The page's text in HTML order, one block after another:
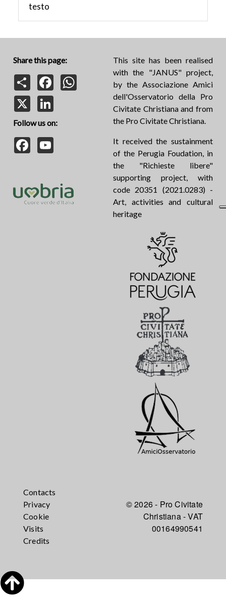
testo
Share this page:
Share
Facebook
Follow us on:
Facebook
This site has been realised
with the "JANUS" project,
by the Associazione Amici
dell'Osservatorio della Pro
Civitate Christiana and from
the Pro Civitate Christiana.
It received the sustainment
of the Perugia Foudation, in
the "Richieste libere"
supporting project, with
code 20351 (2021.0283) -
Art, activities and cultural
heritage
Contacts
Privacy
Cookie
Visits
Credits
© 2026 - Pro Civitate
Christiana - VAT
00164990541